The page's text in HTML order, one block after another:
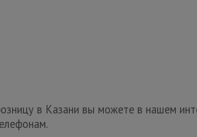
в Казани вы можете в нашем